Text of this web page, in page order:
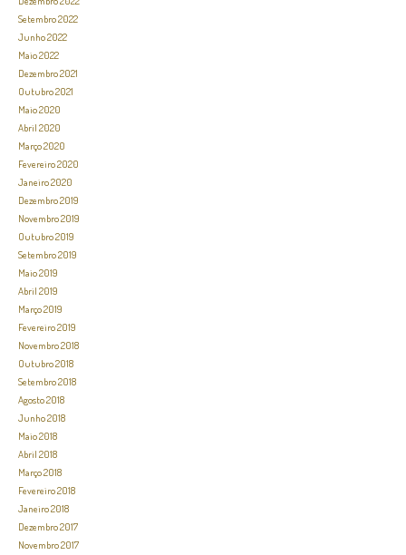
Setembro 2022
Junho 2022
Maio 2022
Dezembro 2021
Outubro 2021
Maio 2020
Abril 2020
Março 2020
Fevereiro 2020
Janeiro 2020
Dezembro 2019
Novembro 2019
Outubro 2019
Setembro 2019
Maio 2019
Abril 2019
Março 2019
Fevereiro 2019
Novembro 2018
Outubro 2018
Setembro 2018
Agosto 2018
Junho 2018
Maio 2018
Abril 2018
Março 2018
Fevereiro 2018
Janeiro 2018
Dezembro 2017
Novembro 2017